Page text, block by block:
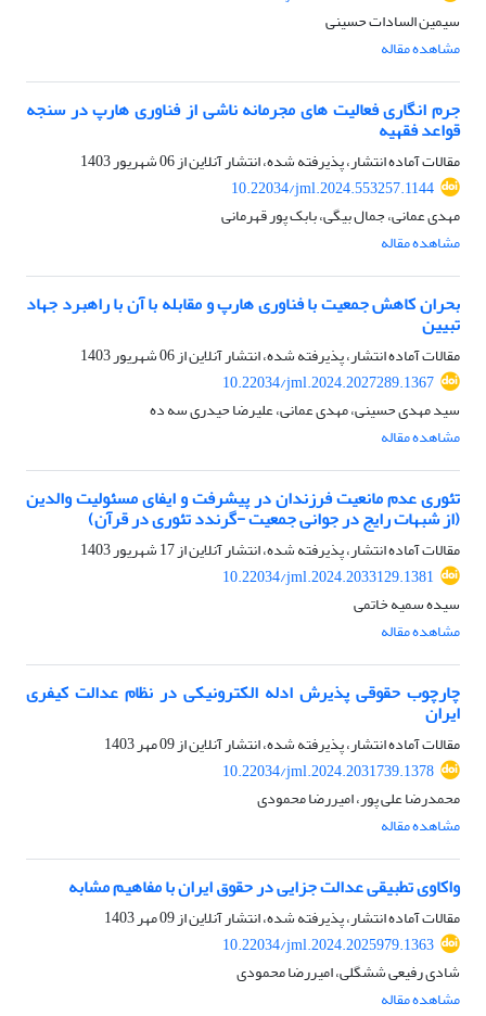
سیمین السادات حسینی
مشاهده مقاله
جرم انگاری فعالیت های مجرمانه ناشی از فناوری هارپ در سنجه
قواعد فقهیه
مقالات آماده انتشار، پذیرفته شده، انتشار آنلاین از06 شهریور 1403
10.22034/jml.2024.553257.1144
مهدی عمانی، جمال بیگی، بابک پور قهرمانی
مشاهده مقاله
بحران کاهش جمعیت با فناوری هارپ و مقابله با آن با راهبرد جهاد
تبیین
مقالات آماده انتشار، پذیرفته شده، انتشار آنلاین از06 شهریور 1403
10.22034/jml.2024.2027289.1367
سید مهدی حسینی، مهدی عمانی، علیرضا حیدری سه ده
مشاهده مقاله
تئوری عدم مانعیت فرزندان در پیشرفت و ایفای مسئولیت والدین
(از شبهات رایج در جوانی جمعیت -گرندد تئوری در قرآن)
مقالات آماده انتشار، پذیرفته شده، انتشار آنلاین از17 شهریور 1403
10.22034/jml.2024.2033129.1381
سیده سمیه خاتمی
مشاهده مقاله
چارچوب حقوقی پذیرش ادله الکترونیکی در نظام عدالت کیفری
ایران
مقالات آماده انتشار، پذیرفته شده، انتشار آنلاین از09 مهر 1403
10.22034/jml.2024.2031739.1378
محمدرضا علی پور، امیررضا محمودی
مشاهده مقاله
واکاوی تطبیقی عدالت جزایی در حقوق ایران با مفاهیم مشابه
مقالات آماده انتشار، پذیرفته شده، انتشار آنلاین از09 مهر 1403
10.22034/jml.2024.2025979.1363
شادی رفیعی ششگلی، امیررضا محمودی
مشاهده مقاله